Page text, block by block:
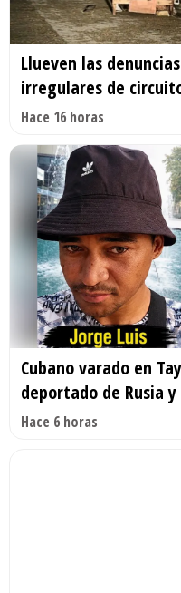
Llueven las
irregulares de
Hace 16 horas
Cubano varado en
deportado de Rusia
Hace 6 horas